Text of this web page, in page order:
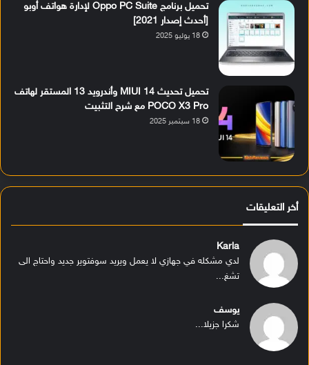
تحميل برنامج Oppo PC Suite لإدارة هواتف أوبو
[أحدث إصدار 2021]
18 يوليو 2025
تحميل تحديث MIUI 14 وأندرويد 13 المستقر لهاتف
POCO X3 Pro مع شرح التثبيت
18 سبتمبر 2025
أخر التعليقات
Karla
لدي مشكله في جهازي لا يعمل ويريد سوفتوير جديد واحتاج الى
تشغ...
يوسف
شكرا جزيلا...